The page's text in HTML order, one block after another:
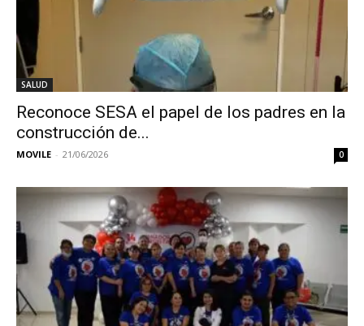
SALUD
Reconoce SESA el papel de los padres en la
construcción de...
MOVILE - 21/06/2026 0